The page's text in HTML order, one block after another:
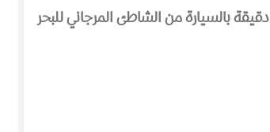
يتميز فندق شيراتون جدة بساونا وحمام بخار ومنطقة مسبح ذات مناظر طبيعية تضم أشجار النخيل، ويقع على كورنيش جدة، وعلى بعد 30 دقيقة بالسيارة من الشاطئ المرجاني للبحر